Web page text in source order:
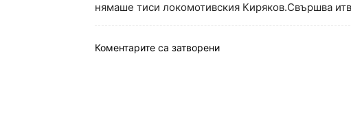
нямаше тиси локомотивския Киряков.Свършва
Коментарите са затворени